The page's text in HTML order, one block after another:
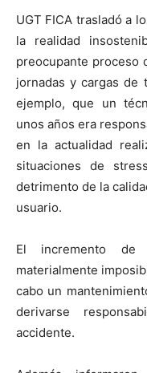
UGT FICA trasladó a
la realidad
preocupante proceso
jornadas y cargas de
ejemplo, que un
unos años era
en la actualidad
situaciones de
detrimento de la
usuario.
El incremento
materialmente
cabo un
derivarse
accidente.